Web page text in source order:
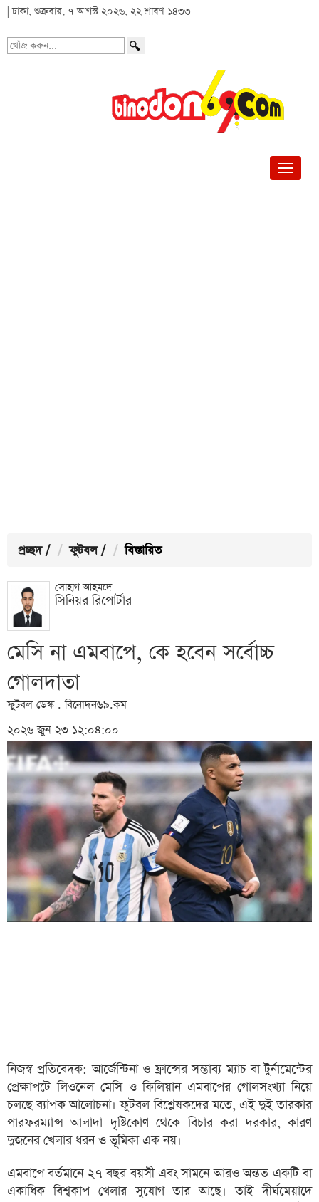
| ঢাকা, শুক্রবার, ৭ আগস্ট ২০২৬, ২২ শ্রাবণ ১৪৩৩
খোঁজ
প্রচ্ছদ / ফুটবল / বিস্তারিত
সোহাগ আহমদে
সিনিয়র রিপোর্টার
মেসি না এমবাপে, কে হবেন সর্বোচ্চ
গোলদাতা
ফুটবল ডেস্ক . বিনোদন৬৯.কম
২০২৬ জুন ২৩ ১২:০৪:০০
নিজস্ব প্রতিবেদক: আর্জেন্টিনা ও ফ্রান্সের সম্ভাব্য ম্যাচ বা টুর্নামেন্টের
প্রেক্ষাপটে লিওনেল মেসি ও কিলিয়ান এমবাপের গোলসংখ্যা নিয়ে
চলছে ব্যাপক আলোচনা। ফুটবল বিশ্লেষকদের মতে, এই দুই তারকার
পারফরম্যান্স আলাদা দৃষ্টিকোণ থেকে বিচার করা দরকার, কারণ
দুজনের খেলার ধরন ও ভূমিকা এক নয়।
এমবাপে বর্তমানে ২৭ বছর বয়সী এবং সামনে আরও অন্তত একটি বা
একাধিক বিশ্বকাপ খেলার সুযোগ তার আছে। তাই দীর্ঘমেয়াদে